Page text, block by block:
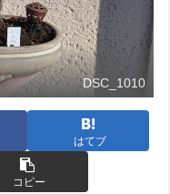
DSC_1010
はてブ
コピー